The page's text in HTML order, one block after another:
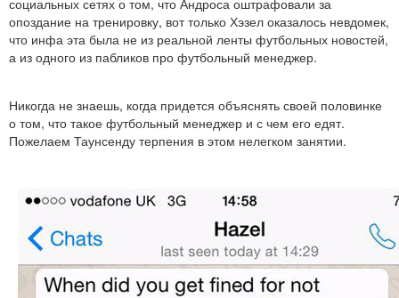
опоздание на тренировку, вот только Хэзел оказалось невдомек,
что инфа эта была не из реальной ленты футбольных новостей,
а из одного из пабликов про футбольный менеджер.
Никогда не знаешь, когда придется объяснять своей половинке
о том, что такое футбольный менеджер и с чем его едят.
Пожелаем Таунсенду терпения в этом нелегком занятии.